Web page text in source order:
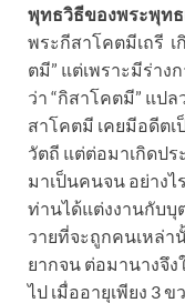
พุทธวิธีของพระพุทธ
พระกีสาโคตมีเถรี
ตมี” แต่เพราะมีร่า
ว่า “กิสาโคตมี” แป
สาโคตมี เคยมีอดีต
วัตถี แต่ต่อมาเกิดป
มาเป็นคนจน อย่าง
ท่านได้แต่งงานกับบุ
วายที่จะถูกคนเหล่า
ยากจน ต่อมานางจึ
ไป เมื่ออายุเพียง 3